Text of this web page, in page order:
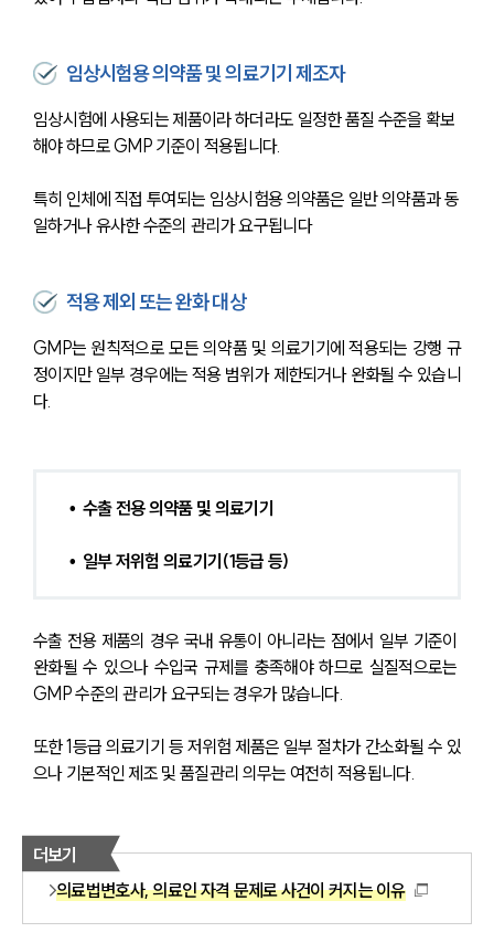
임상시험용 의약품 및 의료기기 제조자
임상시험에 사용되는 제품이라 하더라도 일정한 품질 수준을 확보
해야 하므로 GMP 기준이 적용됩니다.
특히 인체에 직접 투여되는 임상시험용 의약품은 일반 의약품과 동
일하거나 유사한 수준의 관리가 요구됩니다
적용 제외 또는 완화 대상
GMP는 원칙적으로 모든 의약품 및 의료기기에 적용되는 강행 규
정이지만 일부 경우에는 적용 범위가 제한되거나 완화될 수 있습니
다.
•  수출 전용 의약품 및 의료기기
•  일부 저위험 의료기기(1등급 등)
수출 전용 제품의 경우 국내 유통이 아니라는 점에서 일부 기준이
완화될 수 있으나 수입국 규제를 충족해야 하므로 실질적으로는
GMP 수준의 관리가 요구되는 경우가 많습니다.
또한 1등급 의료기기 등 저위험 제품은 일부 절차가 간소화될 수 있
으나 기본적인 제조 및 품질관리 의무는 여전히 적용됩니다.
더보기
의료법변호사, 의료인 자격 문제로 사건이 커지는 이유